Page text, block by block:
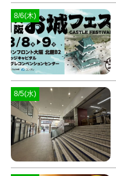
8/6(木)
8/5(水)